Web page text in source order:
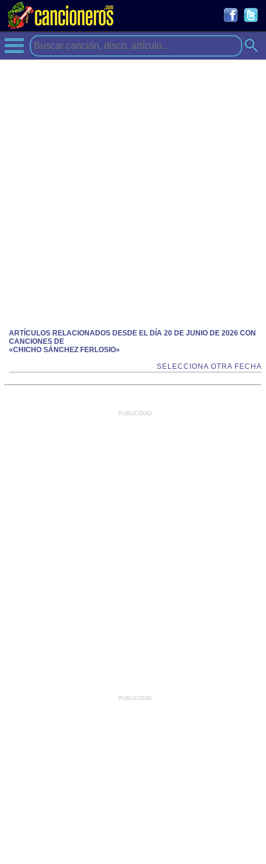
ARTÍCULOS RELACIONADOS DESDE EL DÍA 20 DE JUNIO DE 2026 CON
CANCIONES DE
«CHICHO SÁNCHEZ FERLOSIO»
SELECCIONA OTRA FECHA
PUBLICIDAD
PUBLICIDAD